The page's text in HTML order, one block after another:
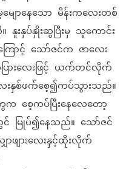
ောနေသော မိန်းကလေးတစ်
နှပ်နှိုးဆွပြီးမှ သူကောင်း
ာင့် သော်ဇင်က ဇာလေး
ားလေးဖြင့် ယက်တင်လိုက်
းနှစ်ဖက်စေ့၍ကပ်သွားသည်။
ေက စေ့ကပ်ပြီးနေလေတော့
မြုပ်၍နေသည်။ သော်ဇင်
ာဖျားလေးနှင့်ထိုးလိုက်